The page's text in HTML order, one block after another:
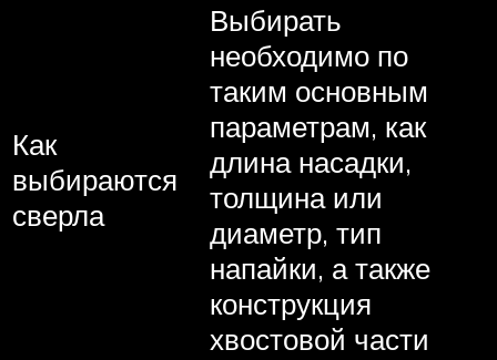
Как
выбираются
сверла
Выбирать
необходимо по
таким основным
параметрам, как
длина насадки,
толщина или
диаметр, тип
напайки, а также
конструкция
хвостовой части